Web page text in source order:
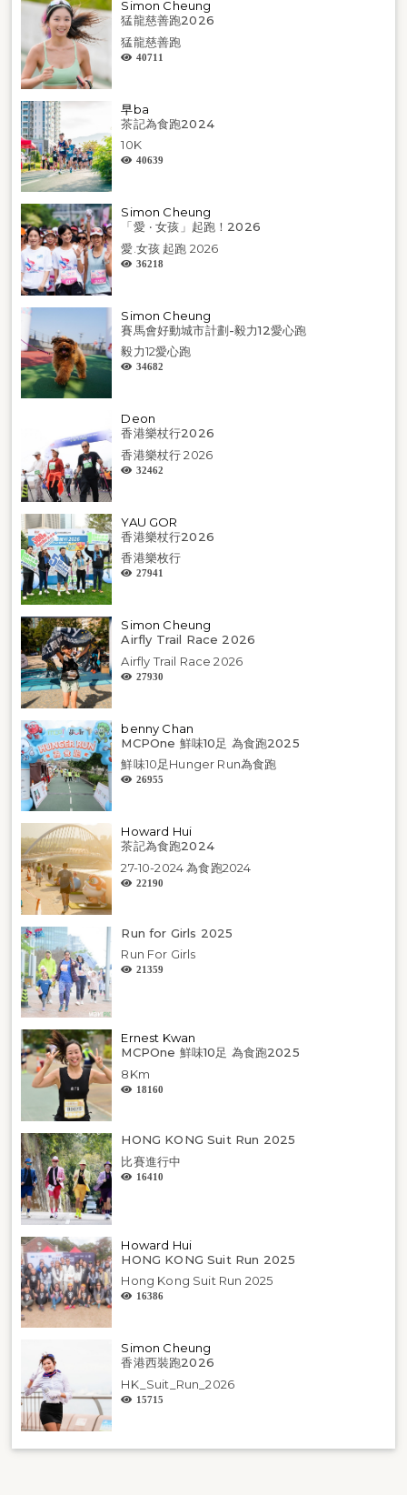
Simon Cheung
猛龍慈善跑2026
猛龍慈善跑
40711
早ba
茶記為食跑2024
10K
40639
Simon Cheung
「愛 ‧ 女孩」起跑！2026
愛.女孩 起跑 2026
36218
Simon Cheung
賽馬會好動城市計劃-毅力12愛心跑
毅力12愛心跑
34682
Deon
香港樂杖行2026
香港樂杖行 2026
32462
YAU GOR
香港樂杖行2026
香港樂枚行
27941
Simon Cheung
Airfly Trail Race 2026
Airfly Trail Race 2026
27930
benny Chan
MCPOne 鮮味10足 為食跑2025
鮮味10足Hunger Run為食跑
26955
Howard Hui
茶記為食跑2024
27-10-2024 為食跑2024
22190
Run for Girls 2025
Run For Girls
21359
Ernest Kwan
MCPOne 鮮味10足 為食跑2025
8Km
18160
HONG KONG Suit Run 2025
比賽進行中
16410
Howard Hui
HONG KONG Suit Run 2025
Hong Kong Suit Run 2025
16386
Simon Cheung
香港西裝跑2026
HK_Suit_Run_2026
15715